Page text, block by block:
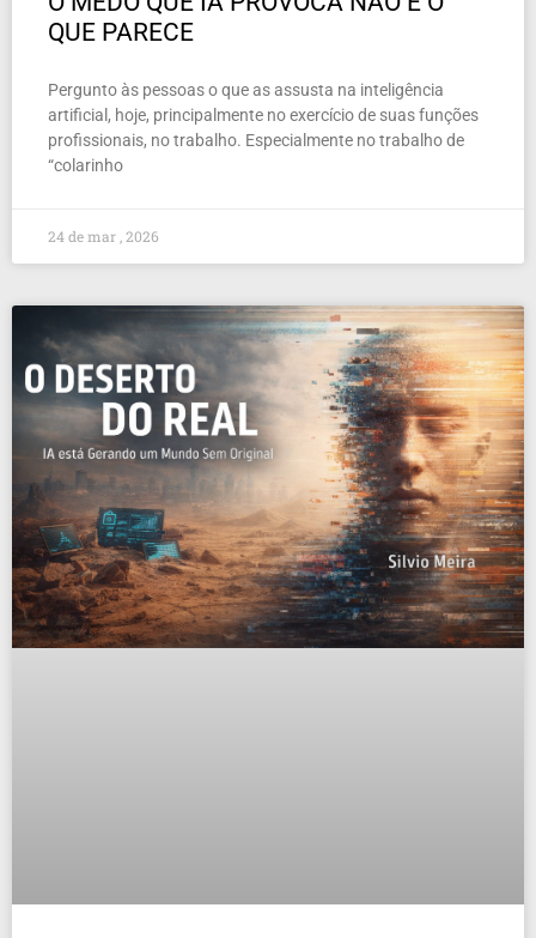
QUE PARECE
Pergunto às pessoas o que as assusta na inteligência
artificial, hoje, principalmente no exercício de suas funções
profissionais, no trabalho. Especialmente no trabalho de
“colarinho
24 de mar , 2026